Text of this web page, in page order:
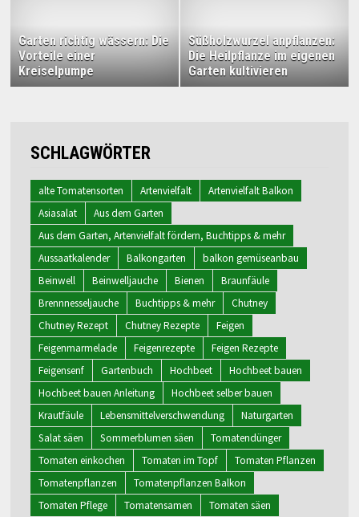
Garten richtig wässern: Die
Vorteile einer
Kreiselpumpe
Süßholzwurzel anpflanzen:
Die Heilpflanze im eigenen
Garten kultivieren
SCHLAGWÖRTER
alte Tomatensorten Artenvielfalt
Artenvielfalt Balkon
Asiasalat
Aus dem Garten
Aus dem Garten, Artenvielfalt fördern, Buchtipps & mehr
Aussaatkalender
Balkongarten
balkon gemüseanbau
Beinwell
Beinwelljauche Bienen
Braunfäule
Brennnesseljauche
Buchtipps & mehr
Chutney
Chutney Rezept
Chutney Rezepte
Feigen
Feigenmarmelade
Feigenrezepte
Feigen Rezepte
Feigensenf
Gartenbuch Hochbeet
Hochbeet bauen
Hochbeet bauen Anleitung
Hochbeet selber bauen
Krautfäule
Lebensmittelverschwendung
Naturgarten
Salat säen
Sommerblumen säen
Tomatendünger
Tomaten einkochen
Tomaten im Topf
Tomaten Pflanzen
Tomatenpflanzen
Tomatenpflanzen Balkon
Tomaten Pflege
Tomatensamen Tomaten säen